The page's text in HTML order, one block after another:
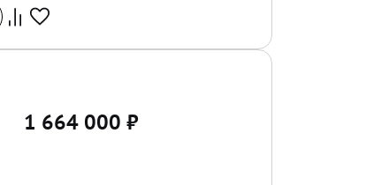
1 664 000 ₽